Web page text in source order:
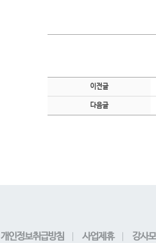
이전글
다음글
개인정보취급방침 사업제휴 강사